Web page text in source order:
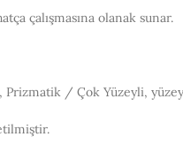
çalışmasına olanak sunar.
Prizmatik / Çok Yüzeyli,